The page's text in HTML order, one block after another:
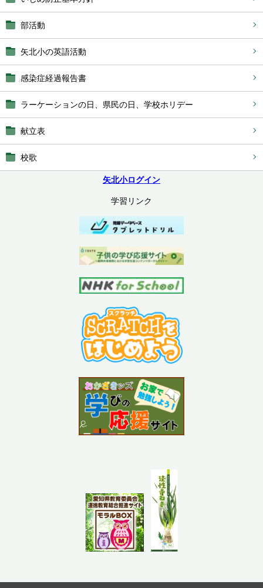
部活動
矢北小の英語活動
感染症経過報告書
ラーケーションの日、県民の日、学校ホリデー
献立表
校歌
矢北小ログイン
学習リンク